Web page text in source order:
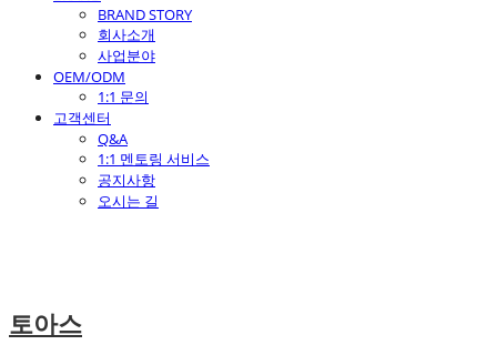
BRAND STORY
회사소개
사업분야
OEM/ODM
1:1 문의
고객센터
Q&A
1:1 멘토링 서비스
공지사항
오시는 길
토아스